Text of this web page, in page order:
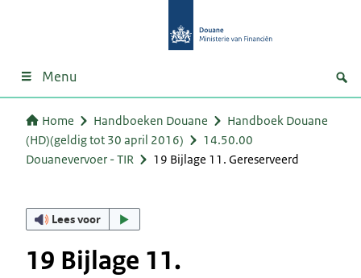
Menu
Home Handboeken Douane
Handboek Douane
(HD)(geldig tot 30 april 2016)
14.50.00
Douanevervoer - TIR
19 Bijlage 11. Gereserveerd
Lees voor
19 Bijlage 11.